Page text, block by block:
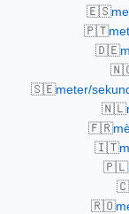
🇪🇸
🇵🇹
🇩🇪
🇸🇪meter/
🇳🇱
🇫🇷
🇮🇹
🇵🇱
🇷🇴